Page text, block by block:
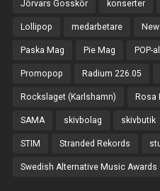
Jörvars Gosskör konserter
Lollipop medarbetare
Paska Mag Pie Mag POP-
Promopop Radium 226.05
Rockslaget (Karlshamn) Rosa
SAMA skivbolag skivbutik
STIM Stranded Rekords
Swedish Alternative Music Awards